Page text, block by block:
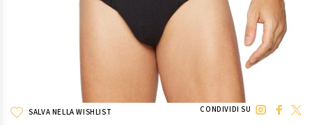
SALVA NELLA WISHLIST CONDIVIDI SU